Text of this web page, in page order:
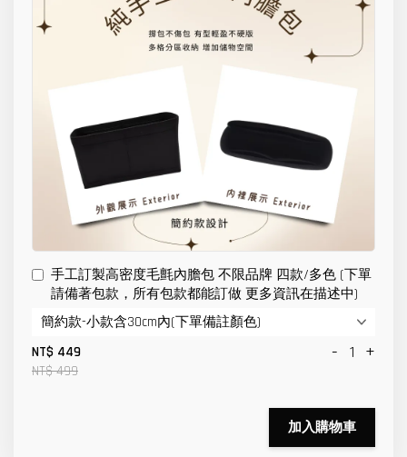
手工訂製高密度毛氈內膽包 不限品牌 四款/多色 (下單
請備著包款，所有包款都能訂做 更多資訊在描述中)
NT$ 449
NT$ 499
- +
加入購物車